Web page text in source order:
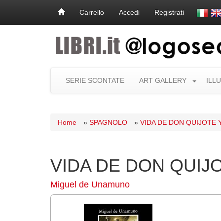
Carrello Accedi Registrati
SERIE SCONTATE ART GALLERY
Home » SPAGNOLO » VIDA DE DON QUIJOTE
VIDA DE DON
Miguel de Unamuno